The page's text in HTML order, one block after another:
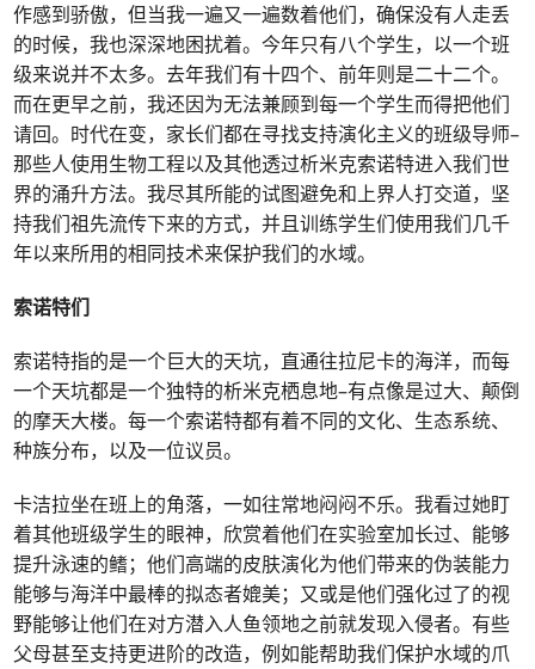
作感到骄傲，但当我一遍又一遍数着他们，确保没有人走丢
的时候，我也深深地困扰着。今年只有八个学生，以一个班
级来说并不太多。去年我们有十四个、前年则是二十二个。
而在更早之前，我还因为无法兼顾到每一个学生而得把他们
请回。时代在变，家长们都在寻找支持演化主义的班级导师–
那些人使用生物工程以及其他透过析米克索诺特进入我们世
界的涌升方法。我尽其所能的试图避免和上界人打交道，坚
持我们祖先流传下来的方式，并且训练学生们使用我们几千
年以来所用的相同技术来保护我们的水域。
索诺特们
索诺特指的是一个巨大的天坑，直通往拉尼卡的海洋，而每
一个天坑都是一个独特的析米克栖息地–有点像是过大、颠倒
的摩天大楼。每一个索诺特都有着不同的文化、生态系统、
种族分布，以及一位议员。
卡洁拉坐在班上的角落，一如往常地闷闷不乐。我看过她盯
着其他班级学生的眼神，欣赏着他们在实验室加长过、能够
提升泳速的鳍；他们高端的皮肤演化为他们带来的伪装能力
能够与海洋中最棒的拟态者媲美；又或是他们强化过了的视
野能够让他们在对方潜入人鱼领地之前就发现入侵者。有些
父母甚至支持更进阶的改造，例如能帮助我们保护水域的爪